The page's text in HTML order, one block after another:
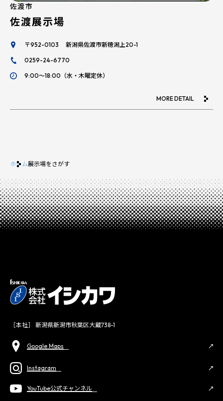
佐渡市
佐渡展示場
〒952-0103 新潟県佐渡市新穂潟上20-1
0259-24-6770
9:00～18:00（水・木曜定休）
MORE DETAIL
ホーム展示場をさがす
［本社］ 新潟県新潟市秋葉区大蔵738-1
Google Maps
Instagram
YouTube公式チャンネル